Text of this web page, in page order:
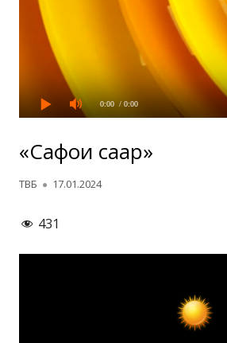
0:00 / 0:00
«Сафои саҳар»
Автор
ТВБ Опубликовано
17.01.2024
431